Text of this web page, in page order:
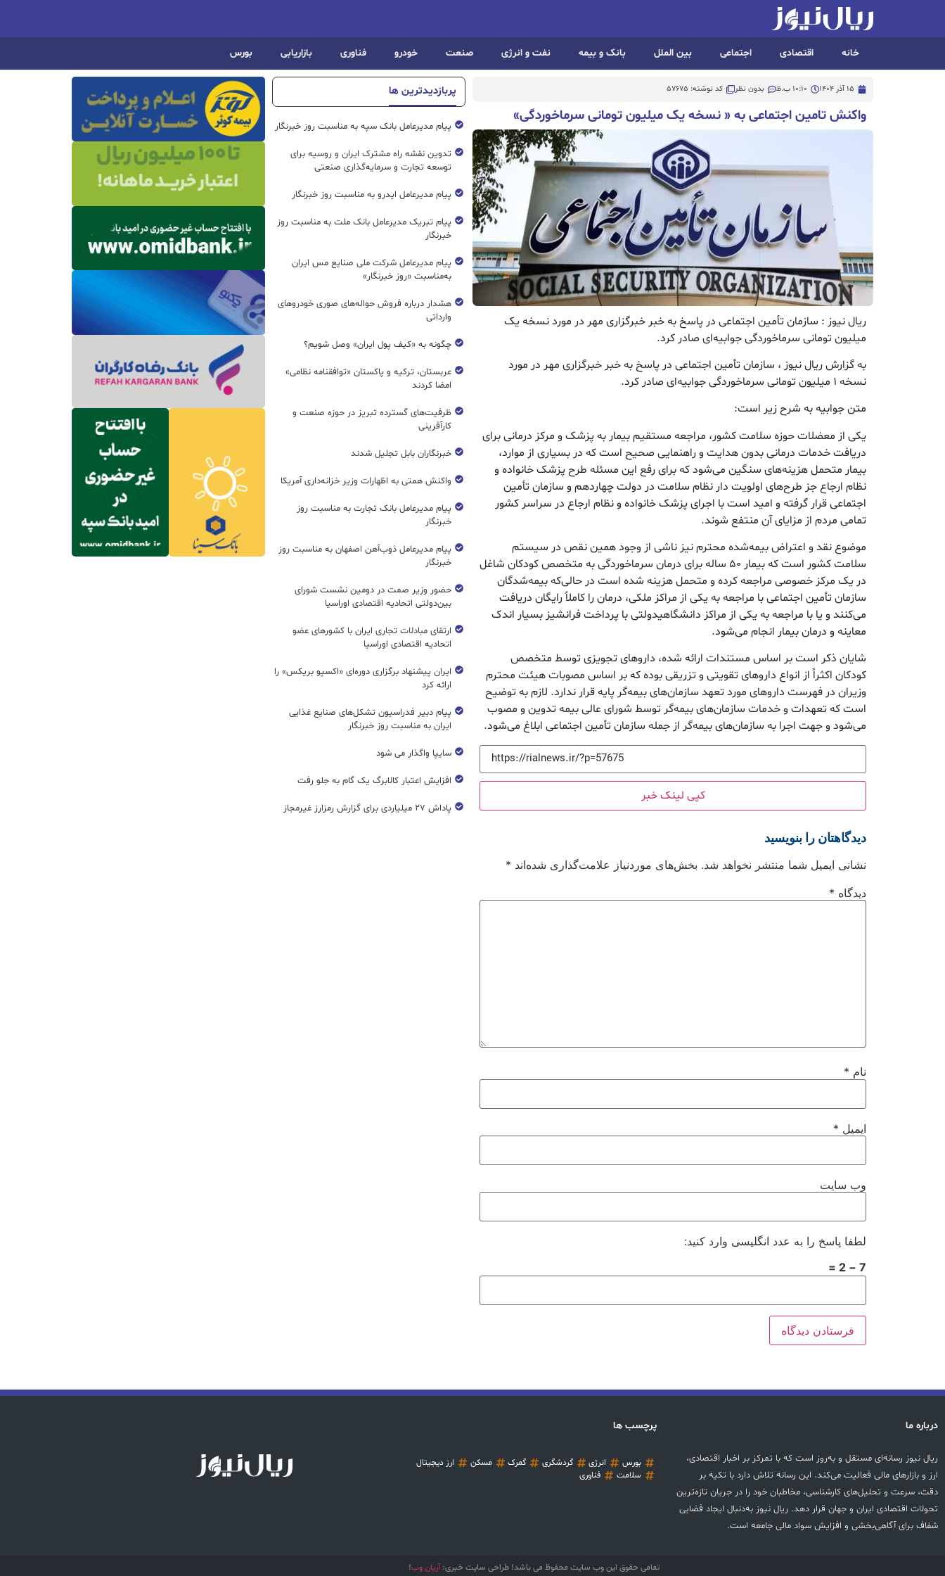
خانه اقتصادی اجتماعی بین الملل بانک و بیمه نفت و انرژی صنعت خودرو فناوری بازاریابی بورس
15 آذر 1404 10:10 ب.ظ بدون نظر کد نوشته: 57675
واکنش تامین اجتماعی به « نسخه یک میلیون تومانی سرماخوردگی»
ریال نیوز : سازمان تأمین اجتماعی در پاسخ به خبر خبرگزاری مهر در مورد نسخه یک
میلیون تومانی سرماخوردگی جوابیه‌ای صادر کرد.
به گزارش ریال نیوز ، سازمان تأمین اجتماعی در پاسخ به خبر خبرگزاری مهر در مورد
نسخه ۱ میلیون تومانی سرماخوردگی جوابیه‌ای صادر کرد.
متن جوابیه به شرح زیر است:
یکی از معضلات حوزه سلامت کشور، مراجعه مستقیم بیمار به پزشک و مرکز درمانی برای
دریافت خدمات درمانی بدون هدایت و راهنمایی صحیح است که در بسیاری از موارد،
بیمار متحمل هزینه‌های سنگین می‌شود که برای رفع این مسئله طرح پزشک خانواده و
نظام ارجاع جز طرح‌های اولویت دار نظام سلامت در دولت چهاردهم و سازمان تأمین
اجتماعی قرار گرفته و امید است با اجرای پزشک خانواده و نظام ارجاع در سراسر کشور
تمامی مردم از مزایای آن منتفع شوند.
موضوع نقد و اعتراض بیمه‌شده محترم نیز ناشی از وجود همین نقص در سیستم
سلامت کشور است که بیمار ۵۰ ساله برای درمان سرماخوردگی به متخصص کودکان شاغل
در یک مرکز خصوصی مراجعه کرده و متحمل هزینه شده است در حالی‌که بیمه‌شدگان
سازمان تأمین اجتماعی با مراجعه به یکی از مراکز ملکی، درمان را کاملاً رایگان دریافت
می‌کنند و یا با مراجعه به یکی از مراکز دانشگاهی‏دولتی با پرداخت فرانشیز بسیار اندک
معاینه و درمان بیمار انجام می‌شود.
شایان ذکر است بر اساس مستندات ارائه شده، داروهای تجویزی توسط متخصص
کودکان اکثراً از انواع داروهای تقویتی و تزریقی بوده که بر اساس مصوبات هیئت محترم
وزیران در فهرست داروهای مورد تعهد سازمان‌های بیمه‌گر پایه قرار ندارد. لازم به توضیح
است که تعهدات و خدمات سازمان‌های بیمه‌گر توسط شورای عالی بیمه تدوین و مصوب
می‌شود و جهت اجرا به سازمان‌های بیمه‌گر از جمله سازمان تأمین اجتماعی ابلاغ می‌شود.
کپی لینک خبر
دیدگاهتان را بنویسید
نشانی ایمیل شما منتشر نخواهد شد. بخش‌های موردنیاز علامت‌گذاری شده‌اند *
دیدگاه *
نام *
ایمیل *
وب‌ سایت
لطفا پاسخ را به عدد انگلیسی وارد کنید:
7 − 2 =
پربازدیدترین ها
پیام مدیرعامل بانک سپه به مناسبت روز خبرنگار
تدوین نقشه راه مشترک ایران و روسیه برای
توسعه تجارت و سرمایه‌گذاری صنعتی
پیام مدیرعامل ایدرو به مناسبت روز خبرنگار
پیام تبریک مدیرعامل بانک ملت به مناسبت روز
خبرنگار
پیام مدیرعامل شرکت ملی صنایع مس ایران
به‌مناسبت «روز خبرنگار»
هشدار درباره فروش حواله‌های صوری خودروهای
وارداتی
چگونه به «کیف پول ایران» وصل شویم؟
عربستان، ترکیه و پاکستان «توافقنامه نظامی»
امضا کردند
ظرفیت‌های گسترده‌ تبریز در حوزه صنعت و
کارآفرینی
خبرنگاران بابل تجلیل شدند
واکنش همتی به اظهارات وزیر خزانه‌داری آمریکا
پیام مدیرعامل بانک تجارت به مناسبت روز
خبرنگار
پیام مدیرعامل ذوب‌آهن اصفهان به مناسبت روز
خبرنگار
حضور وزیر صمت در دومین نشست شورای
بین‌دولتی اتحادیه اقتصادی اوراسیا
ارتقای مبادلات تجاری ایران با کشورهای عضو
اتحادیه اقتصادی اوراسیا
ایران پیشنهاد برگزاری دوره‌ای «اکسپو بریکس» را
ارائه کرد
پیام دبیر فدراسیون تشکل‌های صنایع غذایی
ایران به مناسبت روز خبرنگار
سایپا واگذار می شود
افزایش اعتبار کالابرگ یک گام به جلو رفت
پاداش ۲۷ میلیاردی برای گزارش رمزارز غیرمجاز
درباره ما
ریال نیوز رسانه‌ای مستقل و به‌روز است که با تمرکز بر اخبار اقتصادی،
ارز و بازارهای مالی فعالیت می‌کند. این رسانه تلاش دارد با تکیه بر
دقت، سرعت و تحلیل‌های کارشناسی، مخاطبان خود را در جریان تازه‌ترین
تحولات اقتصادی ایران و جهان قرار دهد. ریال نیوز به‌دنبال ایجاد فضایی
شفاف برای آگاهی‌بخشی و افزایش سواد مالی جامعه است.
پرچسب ها
بورس انرژی گردشگری گمرک مسکن
ارز دیجیتال
سلامت
فناوری
تمامی حقوق این وب سایت محفوظ می باشد! طراحی سایت خبری:آریان وب!